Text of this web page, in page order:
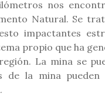
nos
Natural. Se
impactantes
propio que ha
La mina se
de la mina